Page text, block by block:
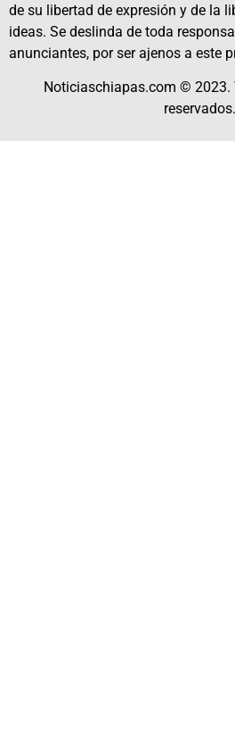
de su libertad de expresión y de la
ideas. Se deslinda de toda
anunciantes, por ser ajenos a este
Noticiaschiapas.com © 2023.
reservados.